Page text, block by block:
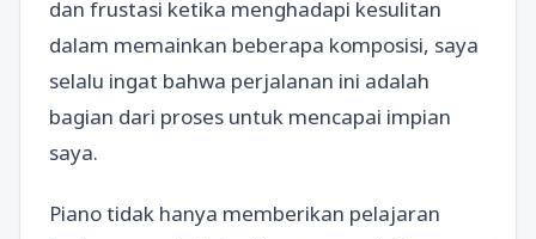
dan frustasi ketika menghadapi kesulitan
dalam memainkan beberapa komposisi, saya
selalu ingat bahwa perjalanan ini adalah
bagian dari proses untuk mencapai impian
saya.
Piano tidak hanya memberikan pelajaran